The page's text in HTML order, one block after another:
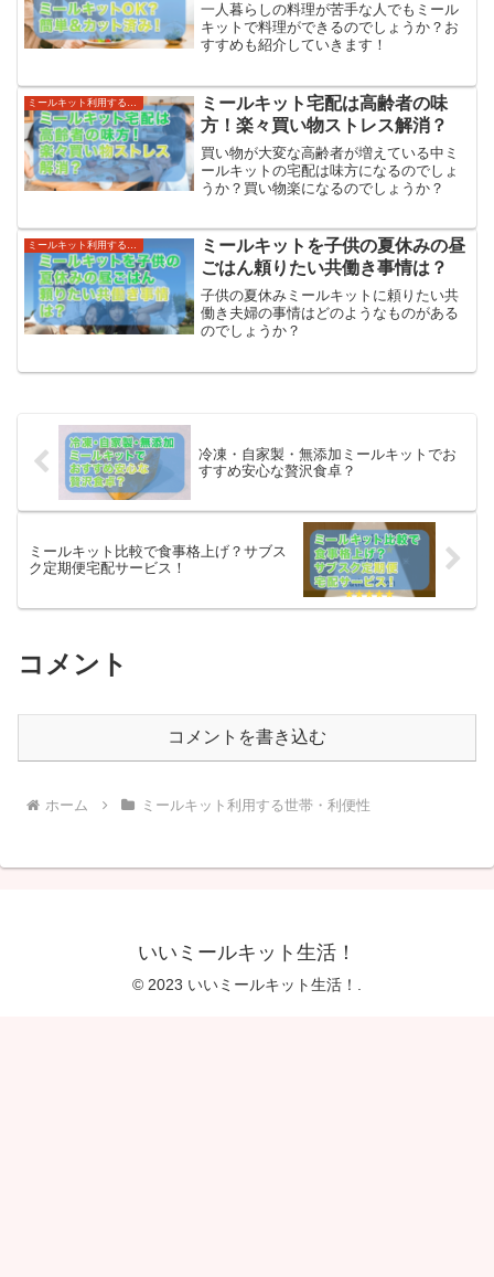
一人暮らしの料理が苦手な人でもミール
キットで料理ができるのでしょうか？お
すすめも紹介していきます！
ミールキット利用する世帯・利便性
ミールキット宅配は高齢者の味
方！楽々買い物ストレス解消？
買い物が大変な高齢者が増えている中ミ
ールキットの宅配は味方になるのでしょ
うか？買い物楽になるのでしょうか？
ミールキット利用する世帯・利便性
ミールキットを子供の夏休みの昼
ごはん頼りたい共働き事情は？
子供の夏休みミールキットに頼りたい共
働き夫婦の事情はどのようなものがある
のでしょうか？
冷凍・自家製・無添加ミールキットでお
すすめ安心な贅沢食卓？
ミールキット比較で食事格上げ？サブス
ク定期便宅配サービス！
コメント
コメントを書き込む
ホーム ミールキット利用する世帯・利便性
いいミールキット生活！
© 2023 いいミールキット生活！.